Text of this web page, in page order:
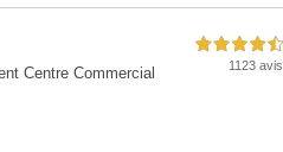
Centre Commercial
4,5 étoiles sur 5
1123 avis